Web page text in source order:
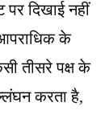
दिखाई नहीं
आपराधिक के
तीसरे पक्ष के
करता है,